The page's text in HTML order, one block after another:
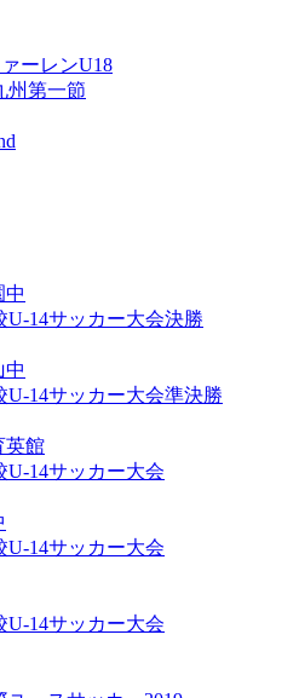
ーレンU18
州第一節
中
U-14サッカー大会決勝
中
U-14サッカー大会準決勝
英館
U-14サッカー大会
U-14サッカー大会
U-14サッカー大会